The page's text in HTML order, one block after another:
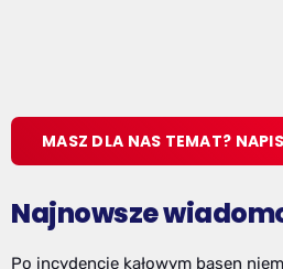
MASZ DLA NAS TEMAT?
Najnowsze
Po incydencie kałowym basen